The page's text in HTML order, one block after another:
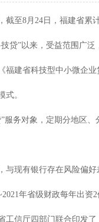
8月24日，福建省累计
”以来，受益范围广泛
福建省科技型中小微企
式。
务对象，定期分地区、
有银行存在风险偏好
年省级财政每年出
工信厅四部门联合印发